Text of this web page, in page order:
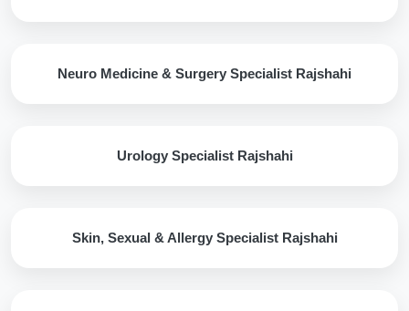
Neuro Medicine & Surgery Specialist Rajshahi
Urology Specialist Rajshahi
Skin, Sexual & Allergy Specialist Rajshahi